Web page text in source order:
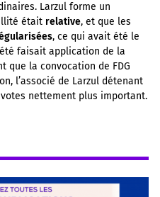
Larzul forme un
était relative, et que les
, ce qui avait été le
faisait application de la
que la convocation de FDG
l’associé de Larzul détenant
nettement plus important.